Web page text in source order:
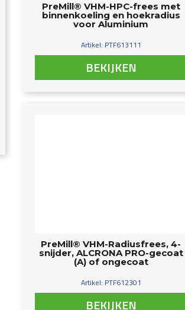
PreMill® VHM-HPC-frees met
binnenkoeling en hoekradius
voor Aluminium
Artikel: PTF613111
BEKIJKEN
PreMill® VHM-Radiusfrees, 4-
snijder, ALCRONA PRO-gecoat
(A) of ongecoat
Artikel: PTF612301
BEKIJKEN